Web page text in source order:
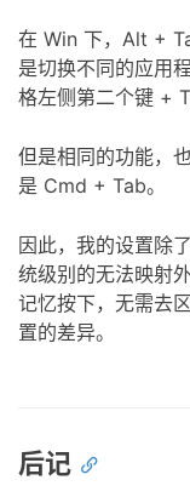
在 Win 下，Alt +
是切换不同的应用
格左侧第二个键 +
但是相同的功能，
是 Cmd + Tab。
因此，我的设置除
统级别的无法映射
记忆按下，无需去
置的差异。
后记